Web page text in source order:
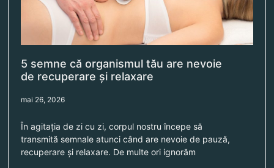
5 semne că organismul tău are nevoie
de recuperare și relaxare
mai 26, 2026
În agitația de zi cu zi, corpul nostru începe să
transmită semnale atunci când are nevoie de pauză,
recuperare și relaxare. De multe ori ignorăm